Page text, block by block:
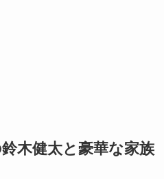
木健太と豪華な家族